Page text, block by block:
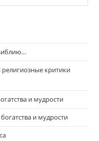
критики
и мудрости
и мудрости